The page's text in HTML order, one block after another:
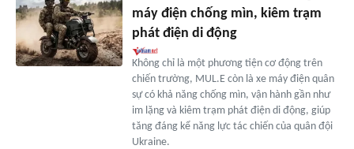
máy điện chống mìn, kiêm trạm
phát điện di động
Không chỉ là một phương tiện cơ động trên
chiến trường, MUL.E còn là xe máy điện quân
sự có khả năng chống mìn, vận hành gần như
im lặng và kiêm trạm phát điện di động, giúp
tăng đáng kể năng lực tác chiến của quân đội
Ukraine.